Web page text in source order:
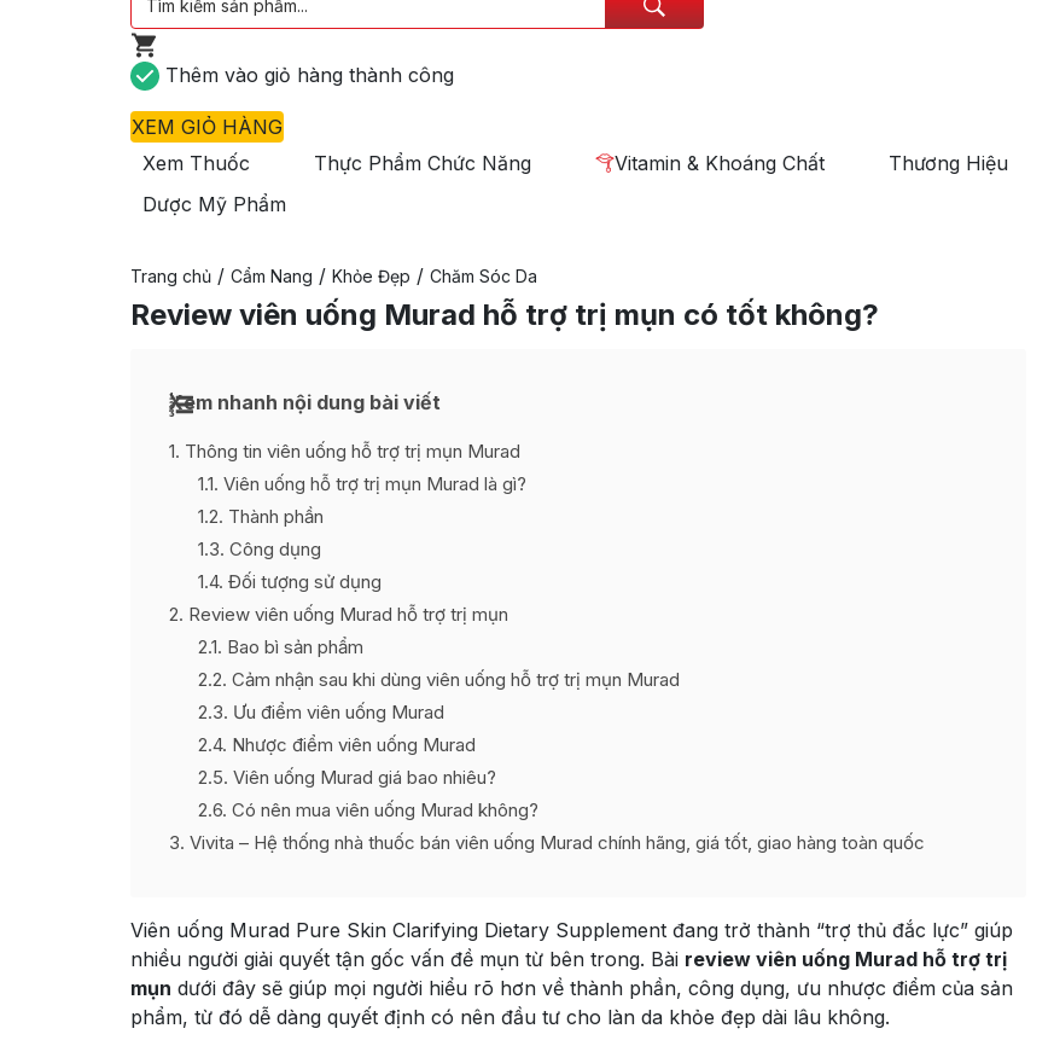
Thêm vào giỏ hàng thành công
XEM GIỎ HÀNG
Xem Thuốc
Thực Phẩm Chức Năng Vitamin & Khoáng Chất Thương Hiệu
Dược Mỹ Phẩm
Trang chủ / Cẩm Nang / Khỏe Đẹp / Chăm Sóc Da
Review viên uống Murad hỗ trợ trị mụn có tốt không?
Xem nhanh nội dung bài viết
1 Thông tin viên uống hỗ trợ trị mụn Murad
1.1 Viên uống hỗ trợ trị mụn Murad là gì?
1.2 Thành phần
1.3 Công dụng
1.4 Đối tượng sử dụng
2 Review viên uống Murad hỗ trợ trị mụn
2.1 Bao bì sản phẩm
2.2 Cảm nhận sau khi dùng viên uống hỗ trợ trị mụn Murad
2.3 Ưu điểm viên uống Murad
2.4 Nhược điểm viên uống Murad
2.5 Viên uống Murad giá bao nhiêu?
2.6 Có nên mua viên uống Murad không?
3 Vivita – Hệ thống nhà thuốc bán viên uống Murad chính hãng, giá tốt, giao hàng toàn quốc
Viên uống Murad Pure Skin Clarifying Dietary Supplement đang trở thành “trợ thủ đắc lực” giúp
nhiều người giải quyết tận gốc vấn đề mụn từ bên trong. Bài review viên uống Murad hỗ trợ trị
mụn dưới đây sẽ giúp mọi người hiểu rõ hơn về thành phần, công dụng, ưu nhược điểm của sản
phẩm, từ đó dễ dàng quyết định có nên đầu tư cho làn da khỏe đẹp dài lâu không.